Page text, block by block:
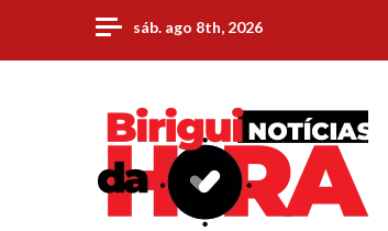
content
sáb. ago 8th, 2026